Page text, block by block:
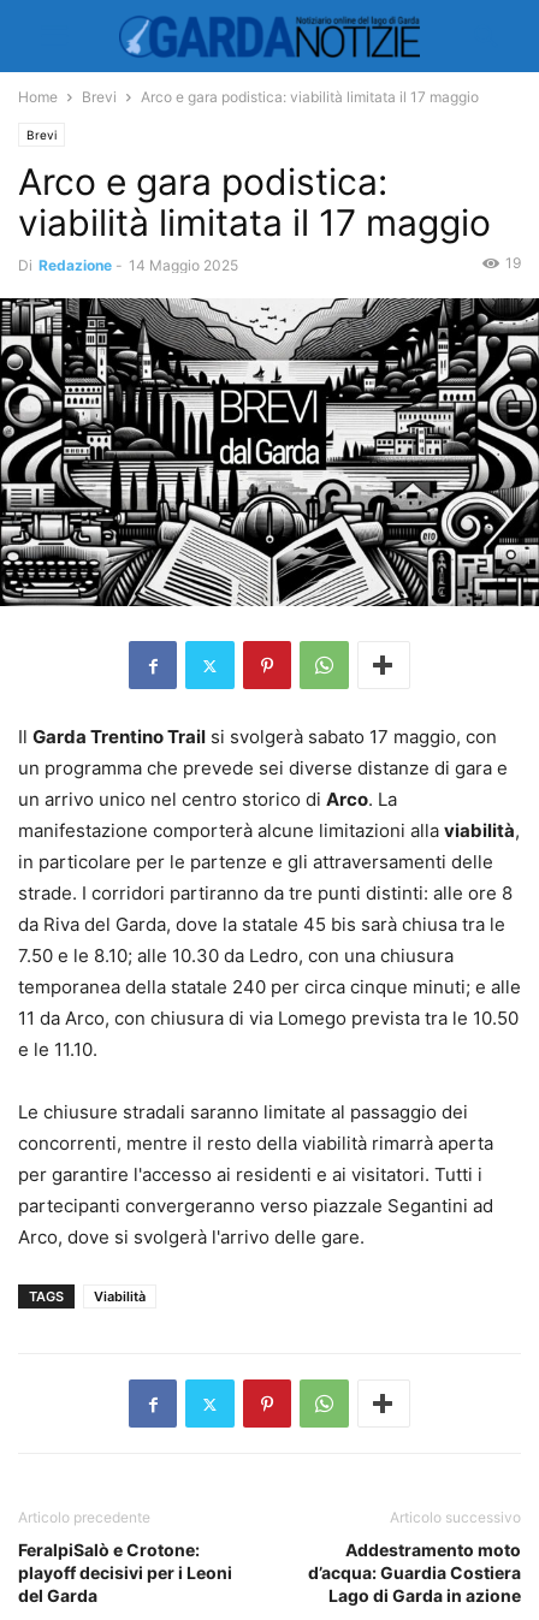
Home Brevi Arco e gara podistica: viabilità limitata il 17 maggio
Brevi
Arco e gara podistica:
viabilità limitata il 17 maggio
Di Redazione - 14 Maggio 2025 19
Il Garda Trentino Trail si svolgerà sabato 17 maggio, con
un programma che prevede sei diverse distanze di gara e
un arrivo unico nel centro storico di Arco. La
manifestazione comporterà alcune limitazioni alla viabilità,
in particolare per le partenze e gli attraversamenti delle
strade. I corridori partiranno da tre punti distinti: alle ore 8
da Riva del Garda, dove la statale 45 bis sarà chiusa tra le
7.50 e le 8.10; alle 10.30 da Ledro, con una chiusura
temporanea della statale 240 per circa cinque minuti; e alle
11 da Arco, con chiusura di via Lomego prevista tra le 10.50
e le 11.10.
Le chiusure stradali saranno limitate al passaggio dei
concorrenti, mentre il resto della viabilità rimarrà aperta
per garantire l'accesso ai residenti e ai visitatori. Tutti i
partecipanti convergeranno verso piazzale Segantini ad
Arco, dove si svolgerà l'arrivo delle gare.
TAGS Viabilità
Articolo precedente
FeralpiSalò e Crotone:
playoff decisivi per i Leoni
del Garda
Articolo successivo
Addestramento moto
d’acqua: Guardia Costiera
Lago di Garda in azione